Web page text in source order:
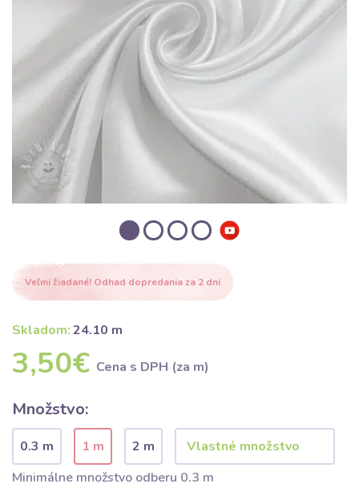
Veľmi žiadané! Odhad dopredania za 2 dni
Skladom:24.10 m
3,50€ Cena s DPH (za m)
Množstvo:
0.3 m 1 m
2 m
Minimálne množstvo odberu 0.3 m